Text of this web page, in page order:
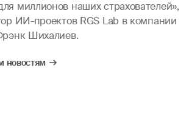
миллионов наших страхователей»,
ИИ-проектов RGS Lab в компании
Шихалиев.
новостям